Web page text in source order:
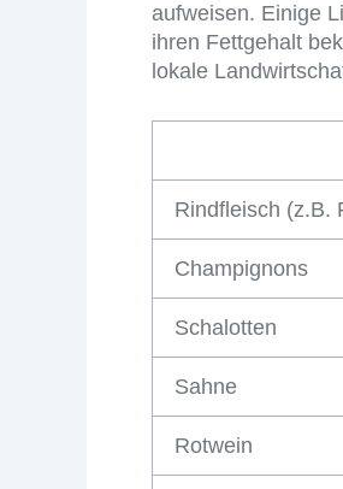
aufweisen. Einige
ihren Fettgehalt
lokale
Rindfleisch (z.B.
Champignons
Schalotten
Sahne
Rotwein